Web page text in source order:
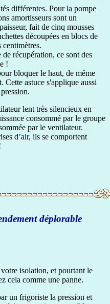
différentes. Pour la pompe
amortisseurs sont un
fait de cinq mousses
découpées en blocs de
centimètres.
de récupération, ce sont des
!
bloquer le haut, de même
Cette astuce s'applique aussi
lent très silencieux en
consommé par le groupe
par le ventilateur.
d’air, ils se comportent
déplorable
isolation, et pourtant le
cela comme une panne.
un frigoriste la pression et